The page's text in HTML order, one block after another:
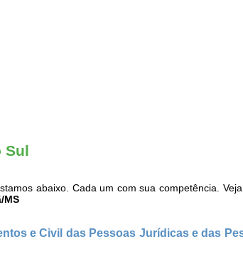
Sul
abaixo. Cada um com sua competência. Veja
MS
e Civil das Pessoas Jurídicas e das